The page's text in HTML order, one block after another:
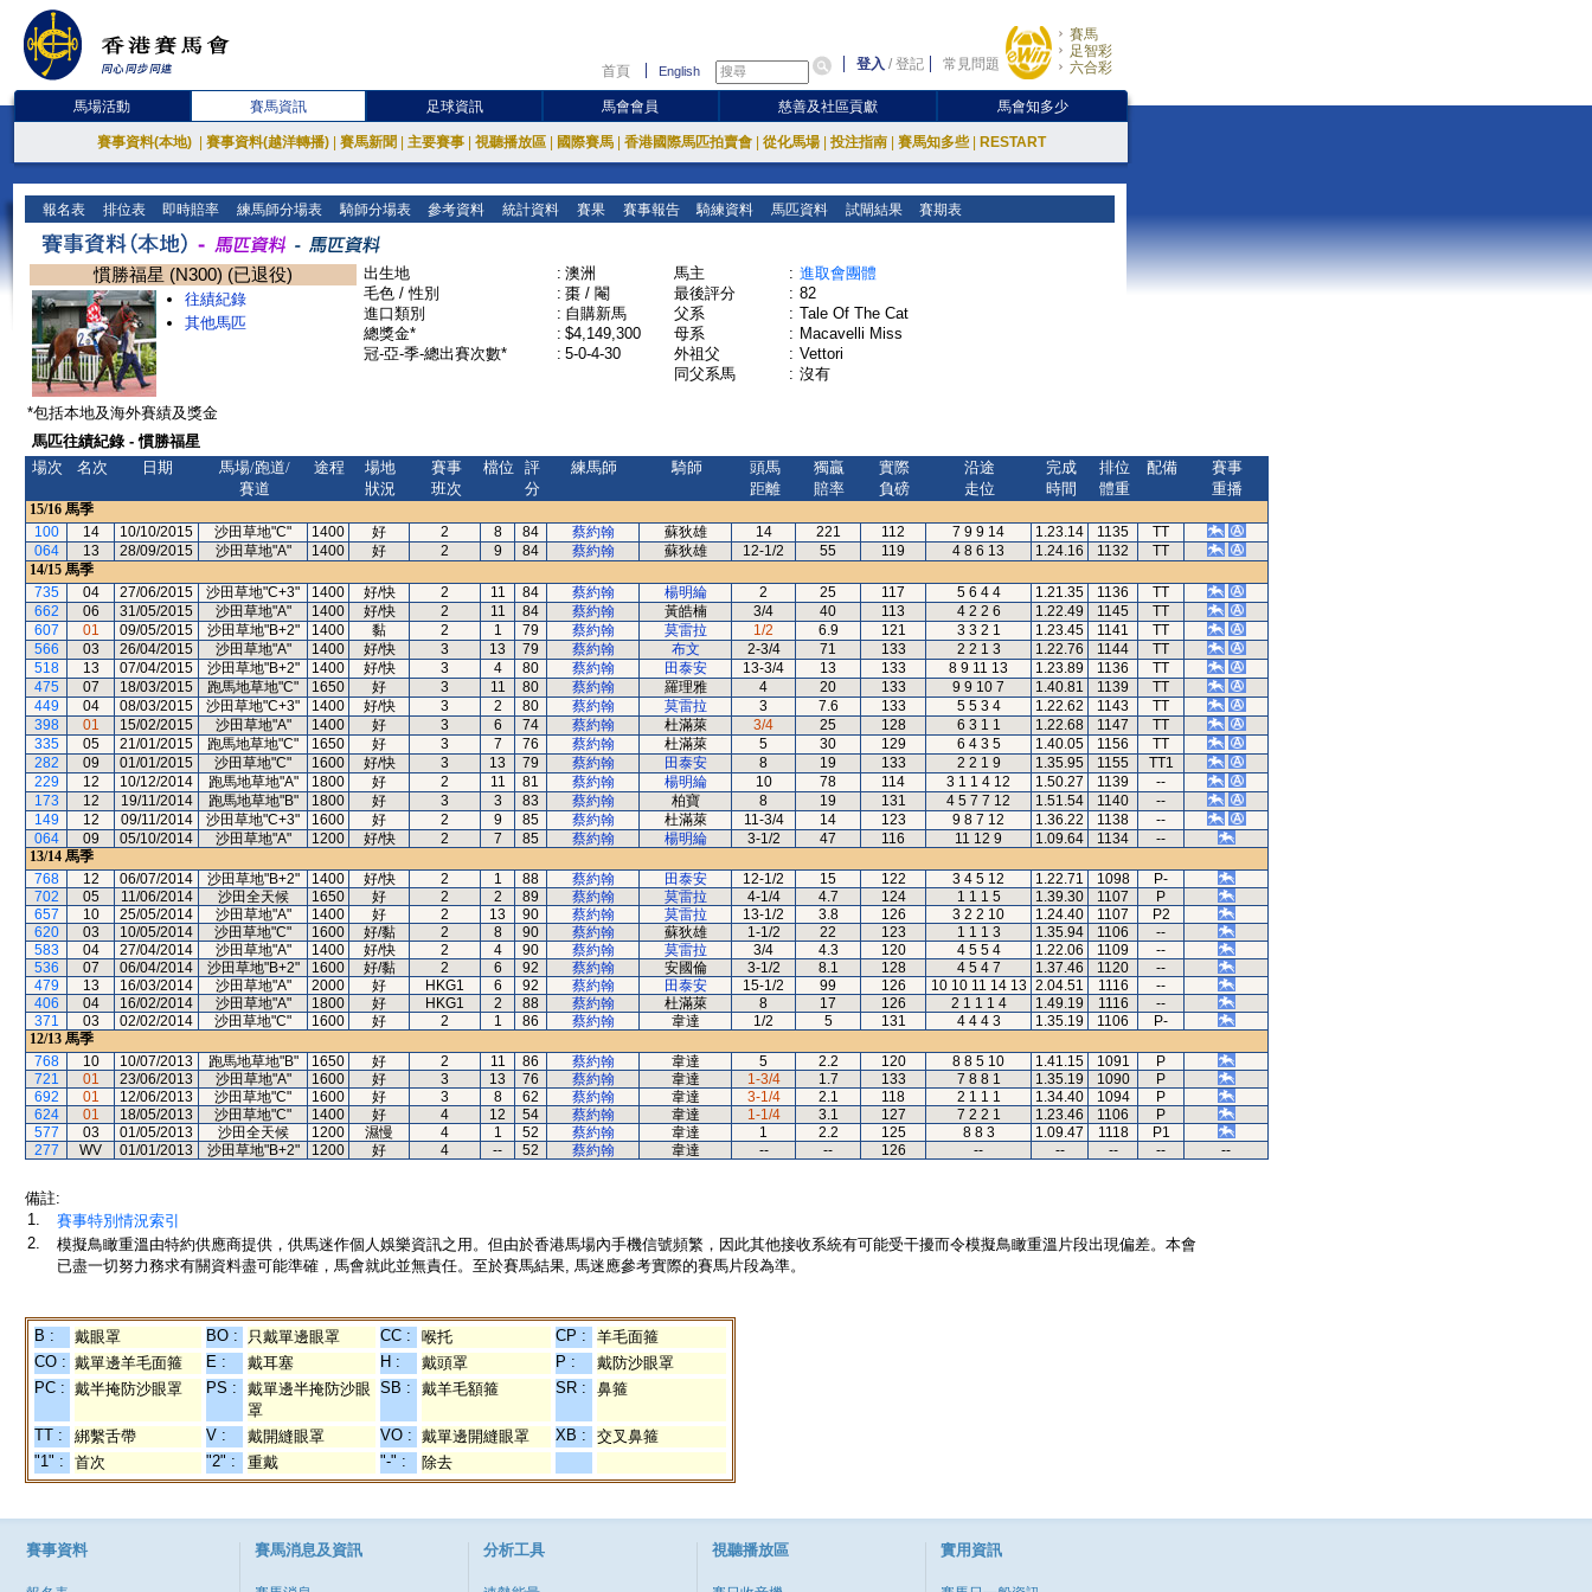
首頁 English 登入 /登記 常見問題
賽馬
足智彩
六合彩
馬場活動 賽馬資訊 足球資訊 馬會會員 慈善及社區貢獻 馬會知多少
賽事資料(本地) 賽事資料(越洋轉播) 賽馬新聞 主要賽事 視聽播放區 國際賽馬 香港國際馬匹拍賣會 從化馬場 投注指南 賽馬知多些 RESTART
報名表 排位表 即時賠率 練馬師分場表 騎師分場表 參考資料 統計資料 賽果 賽事報告 騎練資料 馬匹資料 試閘結果 賽期表
慣勝福星 (N300) (已退役)
往績紀錄
其他馬匹
出生地 : 澳洲
毛色 / 性別
: 棗 / 閹
進口類別
: 自購新馬
總獎金*
: $4,149,300
冠-亞-季-總出賽次數*
: 5-0-4-30
馬主 : 進取會團體
最後評分
: 82
父系
: Tale Of The Cat
母系
: Macavelli Miss
外祖父
: Vettori
同父系馬
: 沒有
*包括本地及海外賽績及獎金
馬匹往績紀錄 - 慣勝福星
場次
名次 日期
馬場/跑道/
賽道
途程
場地
狀況
賽事
班次
檔位
評
分
練馬師 騎師
頭馬
距離
獨贏
賠率
實際
負磅
沿途
走位
完成
時間
排位
體重
配備
賽事
重播
15/16 馬季
100
14 10/10/2015 沙田草地"C" 1400 好 2 8 84 蔡約翰 蘇狄雄 14 221 112 7 9 9 14 1.23.14 1135
TT
064
13 28/09/2015 沙田草地"A" 1400 好 2 9 84 蔡約翰 蘇狄雄 12-1/2 55 119 4 8 6 13 1.24.16 1132
TT
14/15 馬季
735
04 27/06/2015 沙田草地"C+3" 1400 好/快 2 11 84 蔡約翰 楊明綸 2 25 117 5 6 4 4 1.21.35 1136
TT
662
06 31/05/2015 沙田草地"A" 1400 好/快 2 11 84 蔡約翰 黃皓楠 3/4 40 113 4 2 2 6 1.22.49 1145
TT
607
01 09/05/2015 沙田草地"B+2" 1400 黏 2 1 79 蔡約翰 莫雷拉 1/2 6.9 121 3 3 2 1 1.23.45 1141
TT
566
03 26/04/2015 沙田草地"A" 1400 好/快 3 13 79 蔡約翰 布文 2-3/4 71 133 2 2 1 3 1.22.76 1144
TT
518
13 07/04/2015 沙田草地"B+2" 1400 好/快 3 4 80 蔡約翰 田泰安 13-3/4 13 133 8 9 11 13 1.23.89 1136
TT
475
07 18/03/2015 跑馬地草地"C" 1650 好 3 11 80 蔡約翰 羅理雅 4 20 133 9 9 10 7 1.40.81 1139
TT
449
04 08/03/2015 沙田草地"C+3" 1400 好/快 3 2 80 蔡約翰 莫雷拉 3 7.6 133 5 5 3 4 1.22.62 1143
TT
398
01 15/02/2015 沙田草地"A" 1400 好 3 6 74 蔡約翰 杜滿萊 3/4 25 128 6 3 1 1 1.22.68 1147
TT
335
05 21/01/2015 跑馬地草地"C" 1650 好 3 7 76 蔡約翰 杜滿萊 5 30 129 6 4 3 5 1.40.05 1156
TT
282
09 01/01/2015 沙田草地"C" 1600 好/快 3 13 79 蔡約翰 田泰安 8 19 133 2 2 1 9 1.35.95 1155
TT1
229
12 10/12/2014 跑馬地草地"A" 1800 好 2 11 81 蔡約翰 楊明綸 10 78 114 3 1 1 4 12 1.50.27 1139
--
173
12 19/11/2014 跑馬地草地"B" 1800 好 3 3 83 蔡約翰 柏寶 8 19 131 4 5 7 7 12 1.51.54 1140
--
149
12 09/11/2014 沙田草地"C+3" 1600 好 2 9 85 蔡約翰 杜滿萊 11-3/4 14 123 9 8 7 12 1.36.22 1138
--
064
09 05/10/2014 沙田草地"A" 1200 好/快 2 7 85 蔡約翰 楊明綸 3-1/2 47 116 11 12 9 1.09.64 1134
--
13/14 馬季
768
12 06/07/2014 沙田草地"B+2" 1400 好/快 2 1 88 蔡約翰 田泰安 12-1/2 15 122 3 4 5 12 1.22.71 1098
P-
702
05 11/06/2014 沙田全天候 1650 好 2 2 89 蔡約翰 莫雷拉 4-1/4 4.7 124 1 1 1 5 1.39.30 1107
P
657
10 25/05/2014 沙田草地"A" 1400 好 2 13 90 蔡約翰 莫雷拉 13-1/2 3.8 126 3 2 2 10 1.24.40 1107
P2
620
03 10/05/2014 沙田草地"C" 1600 好/黏 2 8 90 蔡約翰 蘇狄雄 1-1/2 22 123 1 1 1 3 1.35.94 1106
--
583
04 27/04/2014 沙田草地"A" 1400 好/快 2 4 90 蔡約翰 莫雷拉 3/4 4.3 120 4 5 5 4 1.22.06 1109
--
536
07 06/04/2014 沙田草地"B+2" 1600 好/黏 2 6 92 蔡約翰 安國倫 3-1/2 8.1 128 4 5 4 7 1.37.46 1120
--
479
13 16/03/2014 沙田草地"A" 2000 好 HKG1 6 92 蔡約翰 田泰安 15-1/2 99 126 10 10 11 14 13 2.04.51 1116
--
406
04 16/02/2014 沙田草地"A" 1800 好 HKG1 2 88 蔡約翰 杜滿萊 8 17 126 2 1 1 1 4 1.49.19 1116
--
371
03 02/02/2014 沙田草地"C" 1600 好 2 1 86 蔡約翰 韋達 1/2 5 131 4 4 4 3 1.35.19 1106
P-
12/13 馬季
768
10 10/07/2013 跑馬地草地"B" 1650 好 2 11 86 蔡約翰 韋達 5 2.2 120 8 8 5 10 1.41.15 1091
P
721
01 23/06/2013 沙田草地"A" 1600 好 3 13 76 蔡約翰 韋達 1-3/4 1.7 133 7 8 8 1 1.35.19 1090
P
692
01 12/06/2013 沙田草地"C" 1600 好 3 8 62 蔡約翰 韋達 3-1/4 2.1 118 2 1 1 1 1.34.40 1094
P
624
01 18/05/2013 沙田草地"C" 1400 好 4 12 54 蔡約翰 韋達 1-1/4 3.1 127 7 2 2 1 1.23.46 1106
P
577
03 01/05/2013 沙田全天候 1200 濕慢 4 1 52 蔡約翰 韋達 1 2.2 125 8 8 3 1.09.47 1118
P1
277
WV 01/01/2013 沙田草地"B+2" 1200 好 4 -- 52 蔡約翰 韋達 -- -- 126 -- -- -- -- --
備註:
1.
賽事特別情況索引
2.
模擬鳥瞰重溫由特約供應商提供，供馬迷作個人娛樂資訊之用。但由於香港馬場內手機信號頻繁，因此其他接收系統有可能受干擾而令模擬鳥瞰重溫片段出現偏差。本會
已盡一切努力務求有關資料盡可能準確，馬會就此並無責任。至於賽馬結果, 馬迷應參考實際的賽馬片段為準。
B : 戴眼罩 BO : 只戴單邊眼罩 CC : 喉托 CP :
羊毛面箍
CO : 戴單邊羊毛面箍 E : 戴耳塞 H : 戴頭罩 P :
戴防沙眼罩
PC : 戴半掩防沙眼罩 PS :
戴單邊半掩防沙眼
罩
SB : 戴羊毛額箍 SR : 鼻箍
TT : 綁繫舌帶 V : 戴開縫眼罩 VO : 戴單邊開縫眼罩 XB :
交叉鼻箍
"1" :
首次 "2" : 重戴 "-" : 除去
賽事資料 賽馬消息及資訊 分析工具 視聽播放區 實用資訊